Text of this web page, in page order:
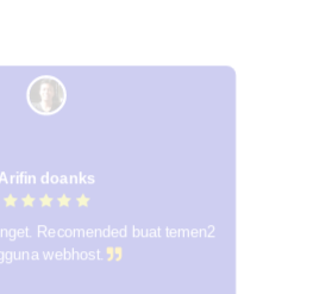
Arifin doanks
Recomended buat temen2
webhost.